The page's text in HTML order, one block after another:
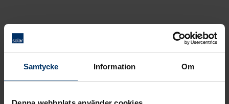
Samtycke Information Om